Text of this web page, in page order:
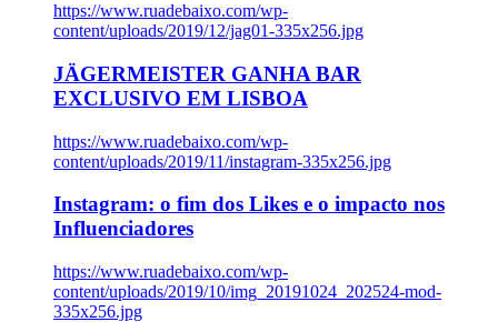
https://www.ruadebaixo.com/wp-
content/uploads/2019/12/jag01-335x256.jpg
JÄGERMEISTER GANHA BAR
EXCLUSIVO EM LISBOA
https://www.ruadebaixo.com/wp-
content/uploads/2019/11/instagram-335x256.jpg
Instagram: o fim dos Likes e o impacto nos
Influenciadores
https://www.ruadebaixo.com/wp-
content/uploads/2019/10/img_20191024_202524-mod-
335x256.jpg